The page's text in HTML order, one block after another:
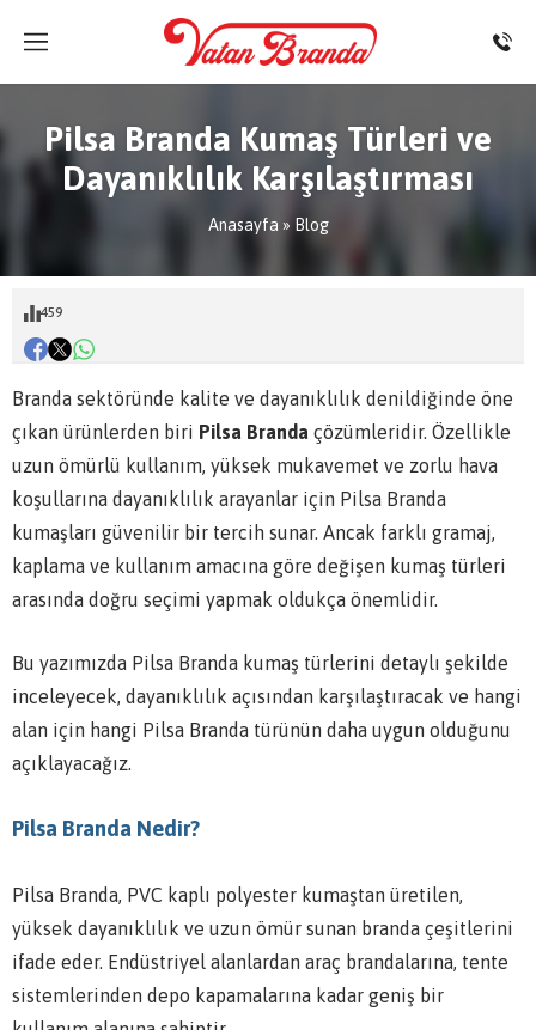
Pilsa Branda Kumaş Türleri ve
Dayanıklılık Karşılaştırması
Anasayfa » Blog
459
Branda sektöründe kalite ve dayanıklılık denildiğinde öne
çıkan ürünlerden biri Pilsa Branda çözümleridir. Özellikle
uzun ömürlü kullanım, yüksek mukavemet ve zorlu hava
koşullarına dayanıklılık arayanlar için Pilsa Branda
kumaşları güvenilir bir tercih sunar. Ancak farklı gramaj,
kaplama ve kullanım amacına göre değişen kumaş türleri
arasında doğru seçimi yapmak oldukça önemlidir.
Bu yazımızda Pilsa Branda kumaş türlerini detaylı şekilde
inceleyecek, dayanıklılık açısından karşılaştıracak ve hangi
alan için hangi Pilsa Branda türünün daha uygun olduğunu
açıklayacağız.
Pilsa Branda Nedir?
Pilsa Branda, PVC kaplı polyester kumaştan üretilen,
yüksek dayanıklılık ve uzun ömür sunan branda çeşitlerini
ifade eder. Endüstriyel alanlardan araç brandalarına, tente
sistemlerinden depo kapamalarına kadar geniş bir